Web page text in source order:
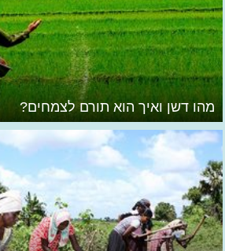
מהו דשן ואיך הוא תורם לצמחים?